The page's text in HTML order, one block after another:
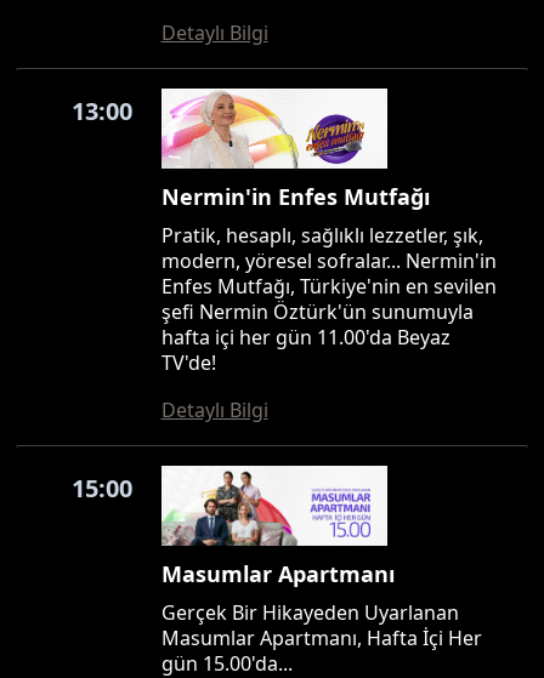
Detaylı Bilgi
13:00
Nermin'in Enfes Mutfağı
Pratik, hesaplı, sağlıklı lezzetler, şık,
modern, yöresel sofralar... Nermin'in
Enfes Mutfağı, Türkiye'nin en sevilen
şefi Nermin Öztürk'ün sunumuyla
hafta içi her gün 11.00'da Beyaz
TV'de!
Detaylı Bilgi
15:00
Masumlar Apartmanı
Gerçek Bir Hikayeden Uyarlanan
Masumlar Apartmanı, Hafta İçi Her
gün 15.00'da...